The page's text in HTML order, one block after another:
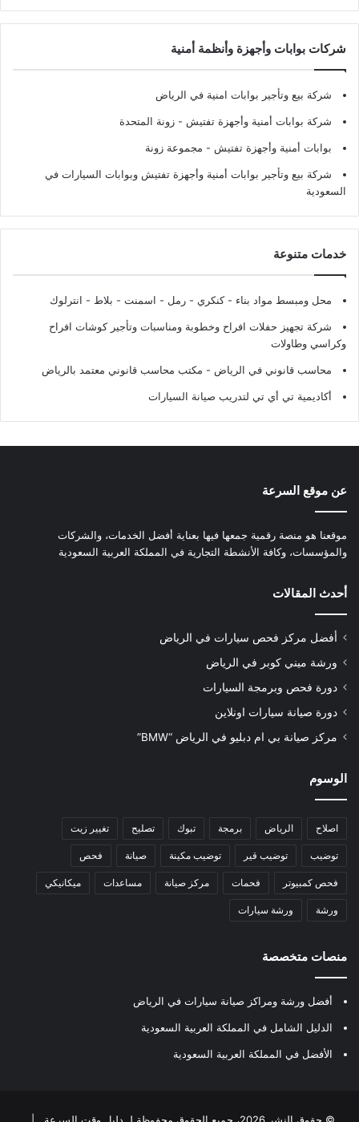
شركات بوابات وأجهزة وأنظمة أمنية
شركة بيع وتأجير بوابات امنية في الرياض
شركة بوابات أمنية وأجهزة تفتيش - زونة المتحدة
بوابات أمنية وأجهزة تفتيش - مجموعة زونة
شركة بيع وتأجير بوابات أمنية وأجهزة تفتيش وبوابات السيارات في
السعودية
خدمات متنوعة
محل ومبسط مواد بناء - كنكري - رمل - اسمنت - بلاط - انترلوك
شركة تجهيز حفلات افراح وخطوبة ومناسبات وتأجير كوشات افراح
وكراسي وطاولات
محاسب قانوني في الرياض - مكتب محاسب قانوني معتمد بالرياض
أكاديمية تي أي تي لتدريب صيانة السيارات
عن موقع السرعة
موقعنا هو منصة رقمية جمعها فيها بعناية أفضل الخدمات، والشركات
والمؤسسات، وكافة الأنشطة التجارية في المملكة العربية السعودية
أحدث المقالات
أفضل مركز فحص سيارات في الرياض
ورشة ميني كوبر في الرياض
دورة فحص وبرمجة السيارات
دورة صيانة سيارات اونلاين
مركز صيانة بي ام دبليو في الرياض “BMW”
الوسوم
اصلاح الرياض برمجة تبوك تصليح تغيير زيت
توضيب توضيب قير توضيب مكينة صيانة فحص
فحص كمبيوتر فحمات مركز صيانة مساعدات ميكانيكي
ورشة ورشة سيارات
منصات متخصصة
أفضل ورشة ومراكز صيانة سيارات في الرياض
الدليل الشامل في المملكة العربية السعودية
الأفضل في المملكة العربية السعودية
© حقوق النشر 2026، جميع الحقوق محفوظة لـ دليل وقت السرعة